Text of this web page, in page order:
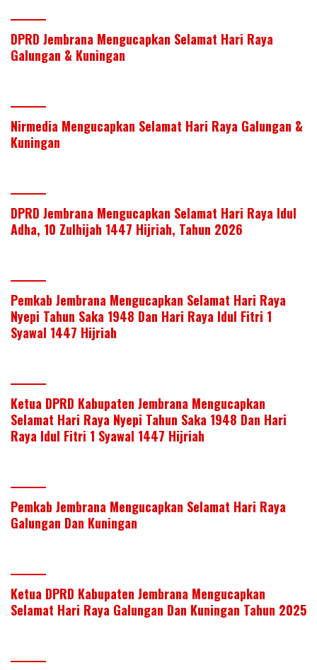
DPRD Jembrana Mengucapkan Selamat Hari Raya
Galungan & Kuningan
Nirmedia Mengucapkan Selamat Hari Raya Galungan &
Kuningan
DPRD Jembrana Mengucapkan Selamat Hari Raya Idul
Adha, 10 Zulhijah 1447 Hijriah, Tahun 2026
Pemkab Jembrana Mengucapkan Selamat Hari Raya
Nyepi Tahun Saka 1948 Dan Hari Raya Idul Fitri 1
Syawal 1447 Hijriah
Ketua DPRD Kabupaten Jembrana Mengucapkan
Selamat Hari Raya Nyepi Tahun Saka 1948 Dan Hari
Raya Idul Fitri 1 Syawal 1447 Hijriah
Pemkab Jembrana Mengucapkan Selamat Hari Raya
Galungan Dan Kuningan
Ketua DPRD Kabupaten Jembrana Mengucapkan
Selamat Hari Raya Galungan Dan Kuningan Tahun 2025